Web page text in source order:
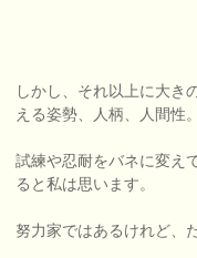
しかし、それ以上に大き
える姿勢、人柄、人間性。
試練や忍耐をバネに変え
ると私は思います。
努力家ではあるけれど、